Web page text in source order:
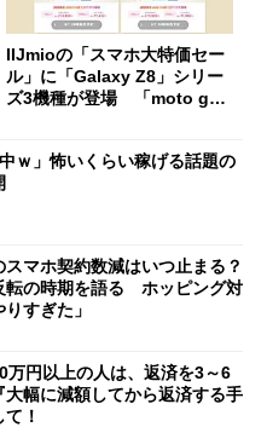
IIJmioの「スマホ大特価セー
ル」に「Galaxy Z8」シリー
ズ3機種が登場 「moto g37
ｗ」怖いくらい稼げる話題の
スマホ契約数減はいつ止まる？
の時期を語る ホッピング対
すぎた」
万円以上の人は、返済を3～6
大幅に減額してから返済する手
！